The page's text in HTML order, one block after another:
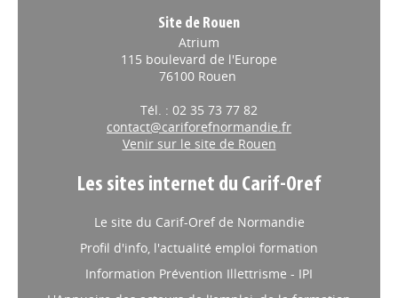
Site de Rouen
Atrium
115 boulevard de l'Europe
76100 Rouen
Tél. : 02 35 73 77 82
contact@cariforefnormandie.fr
Venir sur le site de Rouen
Les sites internet du Carif-Oref
Le site du Carif-Oref de Normandie
Profil d'info, l'actualité emploi formation
Information Prévention Illettrisme - IPI